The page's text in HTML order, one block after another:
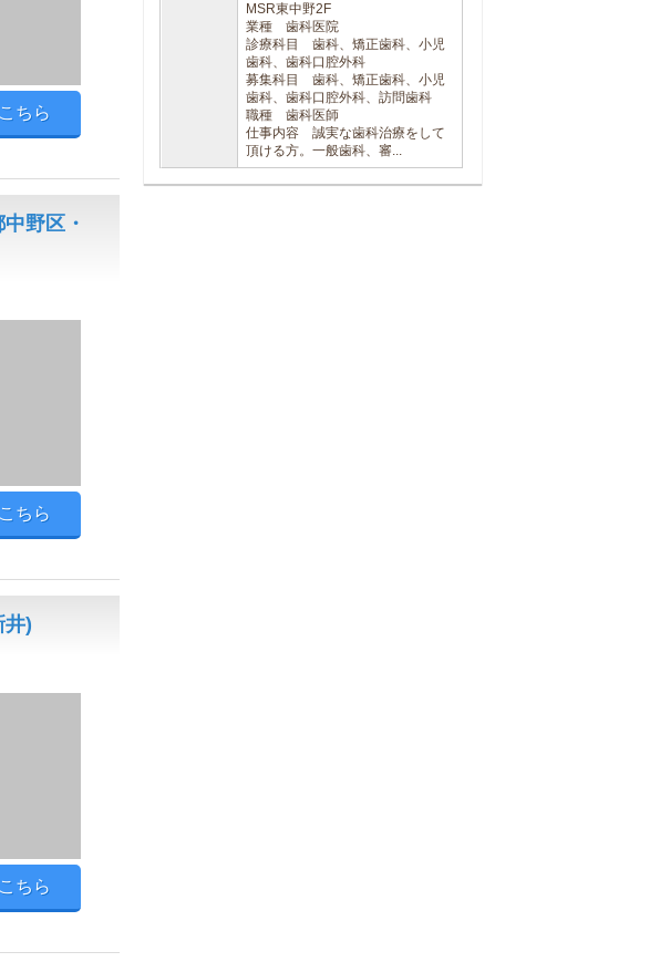
ちら
野区・
ちら
井)
ちら
MSR東中野2F
業種 歯科医院
診療科目 歯科、矯正歯科、小児
歯科、歯科口腔外科
募集科目 歯科、矯正歯科、小児
歯科、歯科口腔外科、訪問歯科
職種 歯科医師
仕事内容 誠実な歯科治療をして
頂ける方。一般歯科、審...